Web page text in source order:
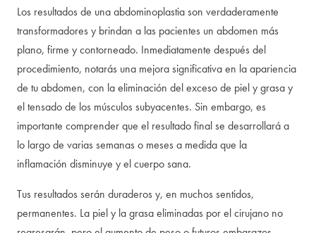
Los resultados de una abdominoplastia son verdaderamente
transformadores y brindan a las pacientes un abdomen más
plano, firme y contorneado. Inmediatamente después del
procedimiento, notarás una mejora significativa en la apariencia
de tu abdomen, con la eliminación del exceso de piel y grasa y
el tensado de los músculos subyacentes. Sin embargo, es
importante comprender que el resultado final se desarrollará a
lo largo de varias semanas o meses a medida que la
inflamación disminuye y el cuerpo sana.
Tus resultados serán duraderos y, en muchos sentidos,
permanentes. La piel y la grasa eliminadas por el cirujano no